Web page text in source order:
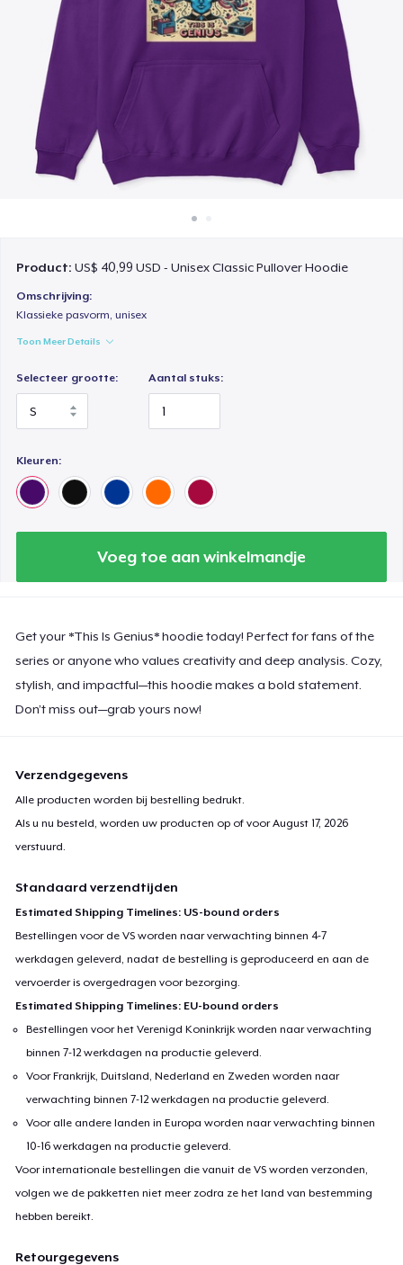
Verkoop overal
Product:US$ 40,99 USD - Unisex Classic Pullover Hoodie
Omschrijving:
Klassieke pasvorm, unisex
Toon Meer Details
Selecteer grootte: Aantal stuks:
Kleuren:
Voeg toe aan winkelmandje
Get your *This Is Genius* hoodie today! Perfect for fans of the
series or anyone who values creativity and deep analysis. Cozy,
stylish, and impactful—this hoodie makes a bold statement.
Don’t miss out—grab yours now!
Verzendgegevens
Alle producten worden bij bestelling bedrukt.
Als u nu besteld, worden uw producten op of voorAugust 17, 2026
verstuurd.
Standaard verzendtijden
Estimated Shipping Timelines: US-bound orders
Bestellingen voor de VS worden naar verwachting binnen 4-7
werkdagen geleverd, nadat de bestelling is geproduceerd en aan de
vervoerder is overgedragen voor bezorging.
Estimated Shipping Timelines: EU-bound orders
Bestellingen voor het Verenigd Koninkrijk worden naar verwachting
binnen 7-12 werkdagen na productie geleverd.
Voor Frankrijk, Duitsland, Nederland en Zweden worden naar
verwachting binnen 7-12 werkdagen na productie geleverd.
Voor alle andere landen in Europa worden naar verwachting binnen
10-16 werkdagen na productie geleverd.
Voor internationale bestellingen die vanuit de VS worden verzonden,
volgen we de pakketten niet meer zodra ze het land van bestemming
hebben bereikt.
Retourgegevens